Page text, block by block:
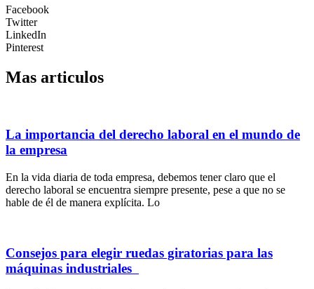
Facebook
Twitter
LinkedIn
Pinterest
Mas articulos
La importancia del derecho laboral en el mundo de
la empresa
En la vida diaria de toda empresa, debemos tener claro que el
derecho laboral se encuentra siempre presente, pese a que no se
hable de él de manera explícita. Lo
Consejos para elegir ruedas giratorias para las
máquinas industriales